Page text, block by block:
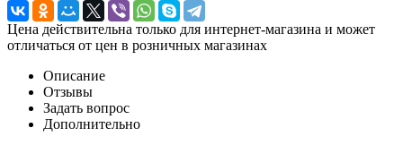
Цена действительна только для интернет-магазина и может
отличаться от цен в розничных магазинах
Описание
Отзывы
Задать вопрос
Дополнительно